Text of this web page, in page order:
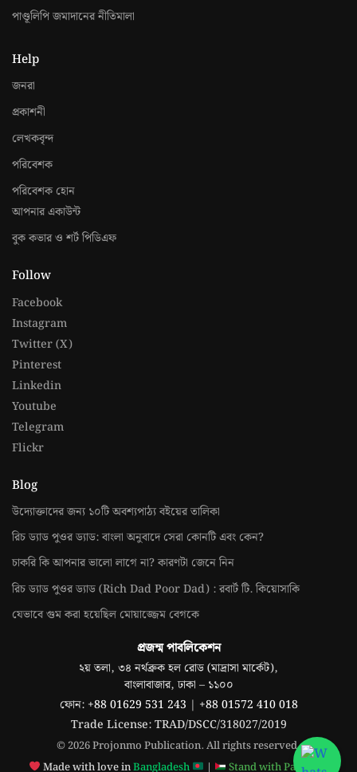
পাণ্ডূলিপি জমাদানের নীতিমালা
Help
জনরা
প্রকাশনী
লেখকবৃন্দ
পরিবেশক
পরিবেশক হোন
আপনার একাউন্ট
বুক কভার ও শর্ট পিডিএফ
Follow
Facebook
Instagram
Twitter (X)
Pinterest
Linkedin
Youtube
Telegram
Flickr
Blog
উদ্যোক্তাদের জন্য ১০টি অবশ্যপাঠ্য বইয়ের তালিকা
রিচ ড্যাড পুওর ড্যাড: বাংলা অনুবাদে সেরা কোনটি এবং কেন?
চাকরি কি আপনার ভালো লাগে না? কারণটা জেনে নিন
রিচ ড্যাড পুওর ড্যাড (Rich Dad Poor Dad) : রবার্ট টি. কিয়োসাকি
যেভাবে গুম করা হয়েছিল মোয়াজ্জেম বেগকে
প্রজন্ম পাবলিকেশন
২য় তলা, ৩৪ নর্থব্রুক হল রোড (মাদ্রাসা মার্কেট),
বাংলাবাজার, ঢাকা – ১১০০
ফোন: +88 01629 531 243 | +88 01572 410 018
Trade License: TRAD/DSCC/318027/2019
© 2026 Projonmo Publication. All rights reserved.
Made with love inBangladesh | Stand with Palestine